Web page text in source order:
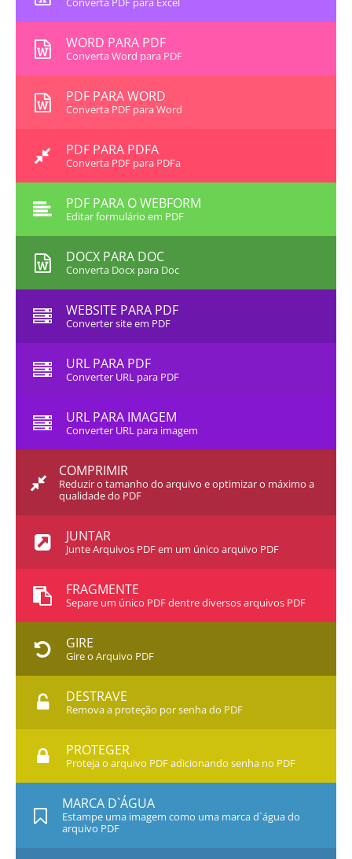
WORD PARA PDF
Converta Word para PDF
PDF PARA WORD
Converta PDF para Word
PDF PARA PDFA
Converta PDF para PDFa
PDF PARA O WEBFORM
Editar formulário em PDF
DOCX PARA DOC
Converta Docx para Doc
WEBSITE PARA PDF
Converter site em PDF
URL PARA PDF
Converter URL para PDF
URL PARA IMAGEM
Converter URL para imagem
COMPRIMIR
Reduzir o tamanho do arquivo e optimizar o máximo a
qualidade do PDF
JUNTAR
Junte Arquivos PDF em um único arquivo PDF
FRAGMENTE
Separe um único PDF dentre diversos arquivos PDF
GIRE
Gire o Arquivo PDF
DESTRAVE
Remova a proteção por senha do PDF
PROTEGER
Proteja o arquivo PDF adicionando senha no PDF
MARCA D`ÁGUA
Estampe uma imagem como uma marca d`água do
arquivo PDF